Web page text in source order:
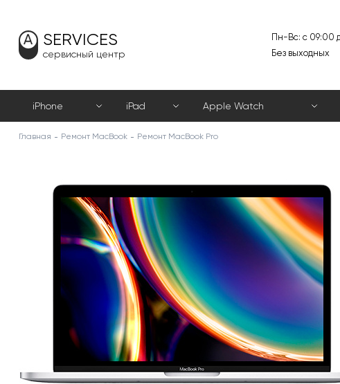
SERVICES
сервисный центр
Пн-Вс: с 09:00
Без выходных
iPhone iPad Apple Watch
Главная Ремонт MacBook Ремонт MacBook Pro